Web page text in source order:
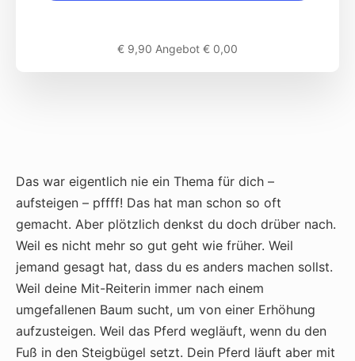
Das war eigentlich nie ein Thema für dich –
aufsteigen – pffff! Das hat man schon so oft
gemacht. Aber plötzlich denkst du doch drüber nach.
Weil es nicht mehr so gut geht wie früher. Weil
jemand gesagt hat, dass du es anders machen sollst.
Weil deine Mit-Reiterin immer nach einem
umgefallenen Baum sucht, um von einer Erhöhung
aufzusteigen. Weil das Pferd wegläuft, wenn du den
Fuß in den Steigbügel setzt. Dein Pferd läuft aber mit
€ 9,90 Angebot € 0,00